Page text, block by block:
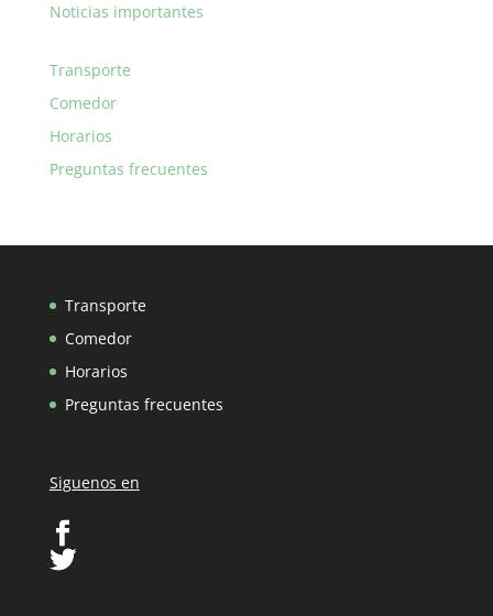
Noticias importantes
Transporte
Comedor
Horarios
Preguntas frecuentes
Transporte
Comedor
Horarios
Preguntas frecuentes
Siguenos en